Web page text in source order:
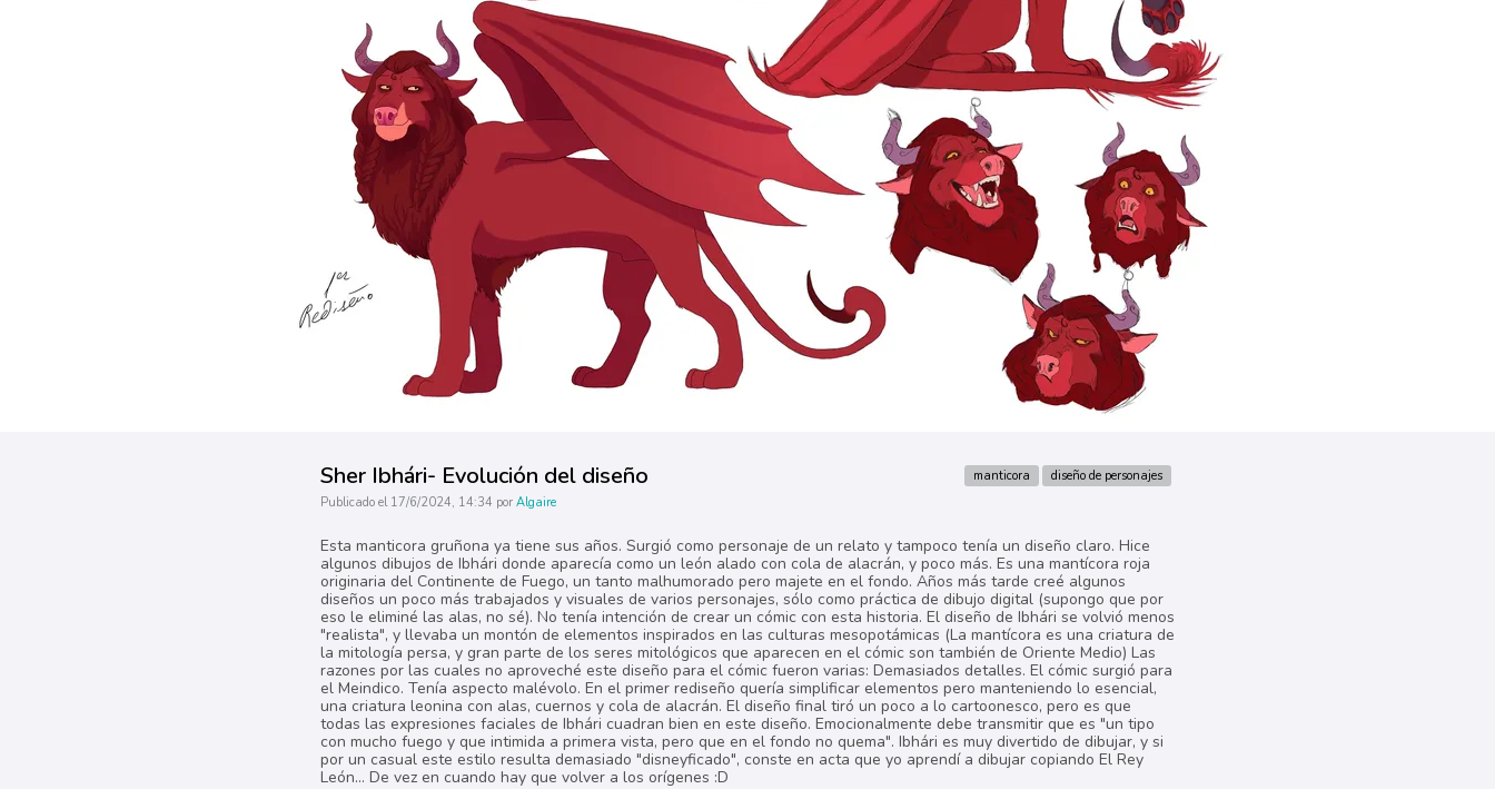
Sher Ibhári- Evolución del diseño
Publicado el 17/6/2024, 14:34 por Algaire
diseño de personajes
manticora
Esta manticora gruñona ya tiene sus años. Surgió como personaje de un relato y tampoco tenía un diseño claro. Hice
algunos dibujos de Ibhári donde aparecía como un león alado con cola de alacrán, y poco más. Es una mantícora roja
originaria del Continente de Fuego, un tanto malhumorado pero majete en el fondo. Años más tarde creé algunos
diseños un poco más trabajados y visuales de varios personajes, sólo como práctica de dibujo digital (supongo que por
eso le eliminé las alas, no sé). No tenía intención de crear un cómic con esta historia. El diseño de Ibhári se volvió menos
"realista", y llevaba un montón de elementos inspirados en las culturas mesopotámicas (La mantícora es una criatura de
la mitología persa, y gran parte de los seres mitológicos que aparecen en el cómic son también de Oriente Medio) Las
razones por las cuales no aproveché este diseño para el cómic fueron varias: Demasiados detalles. El cómic surgió para
el Meindico. Tenía aspecto malévolo. En el primer rediseño quería simplificar elementos pero manteniendo lo esencial,
una criatura leonina con alas, cuernos y cola de alacrán. El diseño final tiró un poco a lo cartoonesco, pero es que
todas las expresiones faciales de Ibhári cuadran bien en este diseño. Emocionalmente debe transmitir que es "un tipo
con mucho fuego y que intimida a primera vista, pero que en el fondo no quema". Ibhári es muy divertido de dibujar, y si
por un casual este estilo resulta demasiado "disneyficado", conste en acta que yo aprendí a dibujar copiando El Rey
León... De vez en cuando hay que volver a los orígenes :D